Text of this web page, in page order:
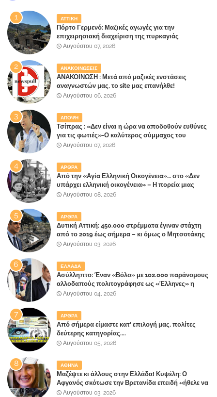
ΑΤΤΙΚΗ
Πόρτο Γερμενό: Μαζικές αγωγές για την
επιχειρησιακή διαχείριση της πυρκαγιάς
ετοιμάζουν οι κάτοικοι!
Αυγούστου 07, 2026
ΑΝΑΚΟΙΝΩΣΕΙΣ
ΑΝΑΚΟΙΝΩΣΗ : Μετά από μαζικές ενστάσεις
αναγνωστών μας, το site μας επανήλθε!
Αυγούστου 06, 2026
ΑΠΟΨΗ
Τσίπρας : «Δεν είναι η ώρα να αποδοθούν ευθύνες
για τις φωτιές»-Ο καλύτερος σύμμαχος του
Μητσοτάκη
Αυγούστου 07, 2026
ΑΡΘΡΑ
Από την «Αγία Ελληνική Οικογένεια»… στο «Δεν
υπάρχει ελληνική οικογένεια» – Η πορεία μιας
κοινωνίας που κινδυνεύει να ξεχάσει ποια είναι
Αυγούστου 08, 2026
ΑΡΘΡΑ
Δυτική Αττική: 450.000 στρέμματα έγιναν στάχτη
από το 2019 έως σήμερα – κι όμως ο Μητσοτάκης
έλαβε 40% και 45% στις εκλογές του 2023,ενώ 50%
Αυγούστου 03, 2026
ΕΛΛΑΔΑ
Ασύλληπτο: Έναν «Βόλο» με 102.000 παράνομους
αλλοδαπούς πολιτογράφησε ως «Έλληνες» η
κυβέρνηση!
Αυγούστου 04, 2026
ΑΡΘΡΑ
Από σήμερα είμαστε κατ' επιλογή μας, πολίτες
δεύτερης κατηγορίας....
Αυγούστου 05, 2026
ΑΘΗΝΑ
Μαζέψτε κι άλλους στην Ελλάδα! Κυψέλη: Ο
Αφγανός σκότωσε την Βρετανίδα επειδή «ήθελε να
κάνει τη σύντροφό του χριστιανή»
Αυγούστου 03, 2026